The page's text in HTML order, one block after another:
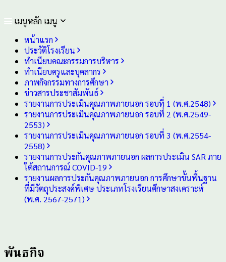
เมนูหลัก เมนู
หน้าแรก
ประวัติโรงเรียน
ทำเนียบคณะกรรมการบริหาร
ทำเนียบครูและบุคลากร
ภาพกิจกรรมทางการศึกษา
ข่าวสารประชาสัมพันธ์
รายงานการประเมินคุณภาพภายนอก รอบ⁠ที่ 1 (พ.ศ.2548)
รายงานการประเมินคุณภาพภายนอก รอบ⁠ที่ 2 (พ.ศ.2549-
2553)
รายงานการประเมินคุณภาพภายนอก รอบ⁠ที่ 3 (พ.ศ.2554-
2558)
รายงานการประกันคุณภาพภายนอก ผลการประเมิน SAR ภาย
ใต้สถานการณ์ COVID-19
รายงานผลการประกันคุณภาพภายนอก การศึกษาขั้นพื้นฐาน
ที่มีวัตถุประสงค์พิเศษประเภทโรงเรียนศึกษาสงเคราะห์
(พ.ศ. 2567-2571)
พันธกิจ